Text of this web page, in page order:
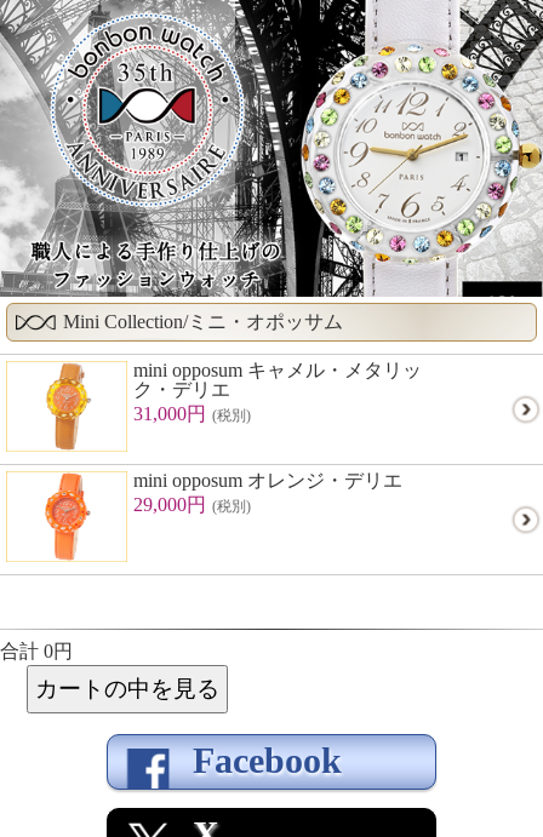
Mini Collection/ミニ・オポッサム
mini opposum キャメル・メタリッ
ク・デリエ
31,000円 (税別)
mini opposum オレンジ・デリエ
29,000円 (税別)
合計 0円
Facebook